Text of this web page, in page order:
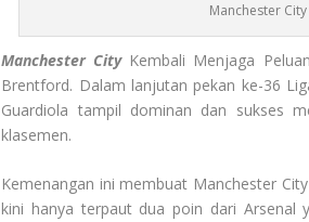
Manchester
Manchester CityKembali Menjaga
Brentford. Dalam lanjutan pekan ke-36
Guardiola tampil dominan dan sukses
klasemen.
Kemenangan ini membuat Manchester
kini hanya terpaut dua poin dari Arsenal